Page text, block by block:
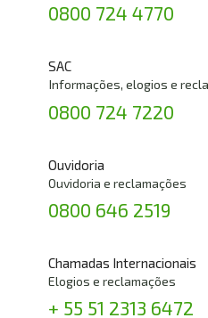
Chamadas Internacionais
Elogios e reclamações
+ 55 51 2313 6472
0800 724 4770
SAC
Informações, elogios e
0800 724 7220
Ouvidoria
Ouvidoria e reclamações
0800 646 2519